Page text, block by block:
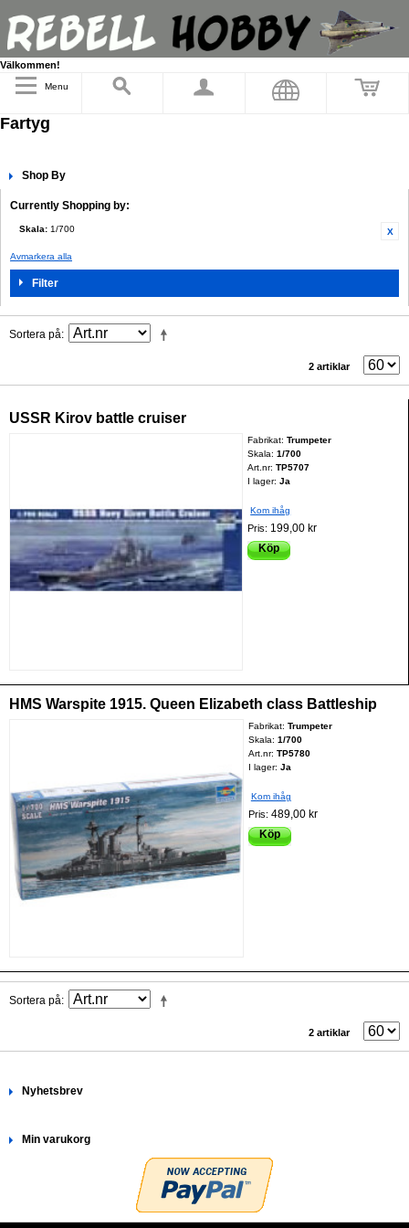
Välkommen!
Menu
Fartyg
Shop By
Currently Shopping by:
Skala: 1/700
Avmarkera alla
Filter
Sortera på
2 artiklar
USSR Kirov battle cruiser
Fabrikat:Trumpeter
Skala:1/700
Art.nr:TP5707
I lager: Ja
Kom ihåg
Pris: 199,00 kr
Köp
HMS Warspite 1915. Queen Elizabeth class Battleship
Fabrikat: Trumpeter
Skala: 1/700
Art.nr: TP5780
I lager: Ja
Kom ihåg
Pris: 489,00 kr
Köp
Sortera på
2 artiklar
Nyhetsbrev
Min varukorg